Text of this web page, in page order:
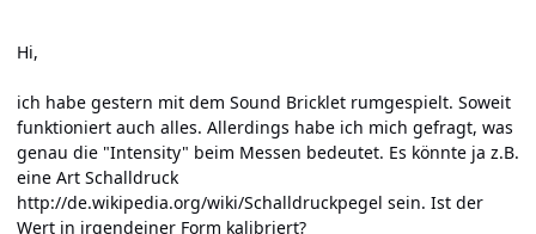
Hi,
ich habe gestern mit dem Sound Bricklet rumgespielt. Soweit
funktioniert auch alles. Allerdings habe ich mich gefragt, was
genau die "Intensity" beim Messen bedeutet. Es könnte ja z.B.
eine Art Schalldruck
http://de.wikipedia.org/wiki/Schalldruckpegel sein. Ist der
Wert in irgendeiner Form kalibriert?